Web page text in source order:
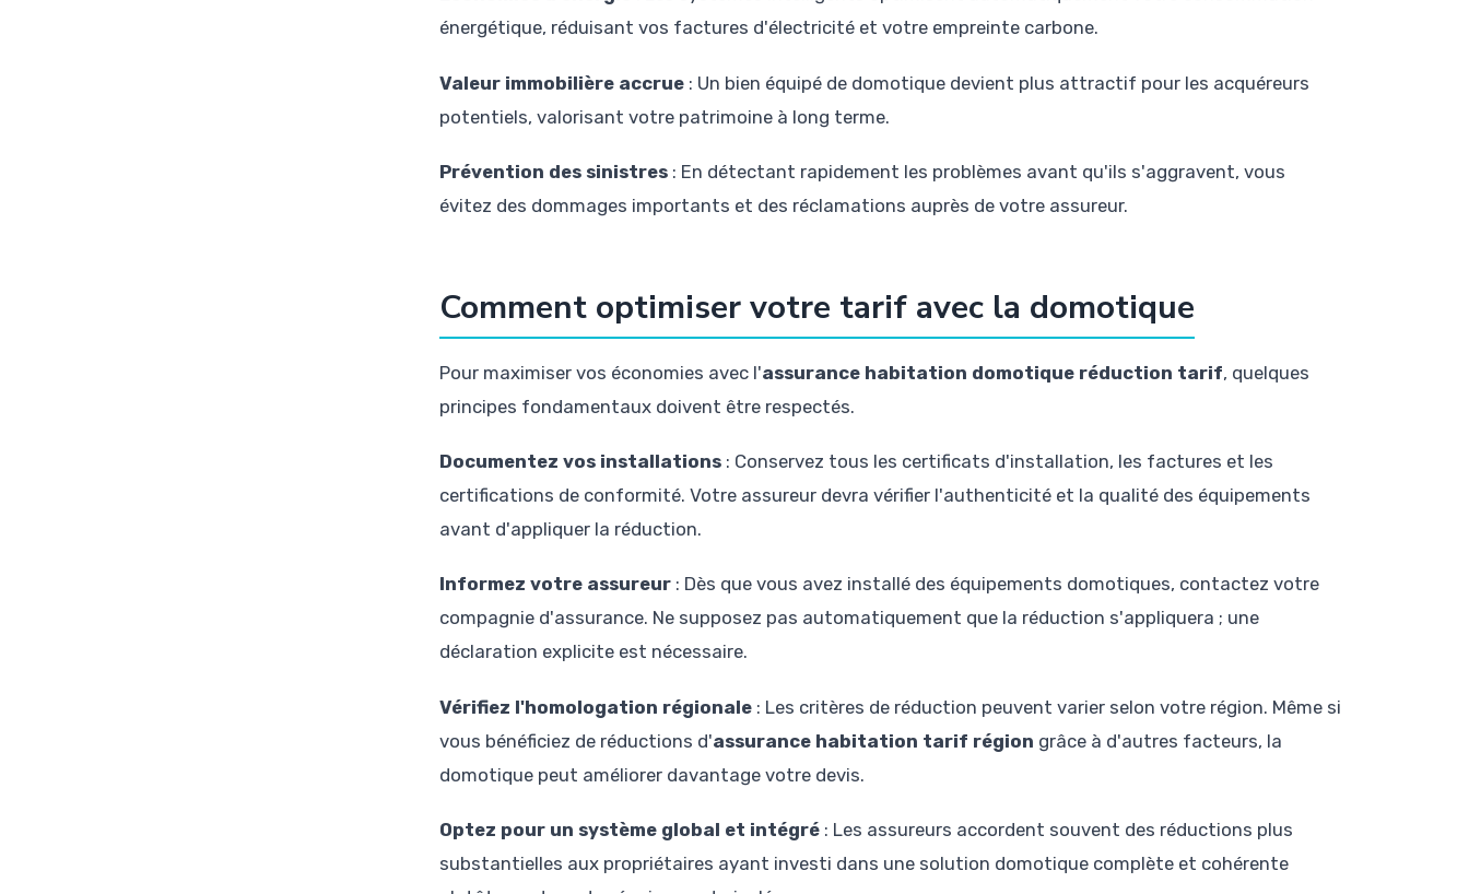
énergétique, réduisant vos factures d'électricité et votre empreinte carbone.
Valeur immobilière accrue : Un bien équipé de domotique devient plus attractif pour les acquéreurs
potentiels, valorisant votre patrimoine à long terme.
Prévention des sinistres : En détectant rapidement les problèmes avant qu'ils s'aggravent, vous
évitez des dommages importants et des réclamations auprès de votre assureur.
Comment optimiser votre tarif avec la domotique
Pour maximiser vos économies avec l'assurance habitation domotique réduction tarif, quelques
principes fondamentaux doivent être respectés.
Documentez vos installations : Conservez tous les certificats d'installation, les factures et les
certifications de conformité. Votre assureur devra vérifier l'authenticité et la qualité des équipements
avant d'appliquer la réduction.
Informez votre assureur : Dès que vous avez installé des équipements domotiques, contactez votre
compagnie d'assurance. Ne supposez pas automatiquement que la réduction s'appliquera ; une
déclaration explicite est nécessaire.
Vérifiez l'homologation régionale : Les critères de réduction peuvent varier selon votre région. Même si
vous bénéficiez de réductions d'assurance habitation tarif région grâce à d'autres facteurs, la
domotique peut améliorer davantage votre devis.
Optez pour un système global et intégré : Les assureurs accordent souvent des réductions plus
substantielles aux propriétaires ayant investi dans une solution domotique complète et cohérente